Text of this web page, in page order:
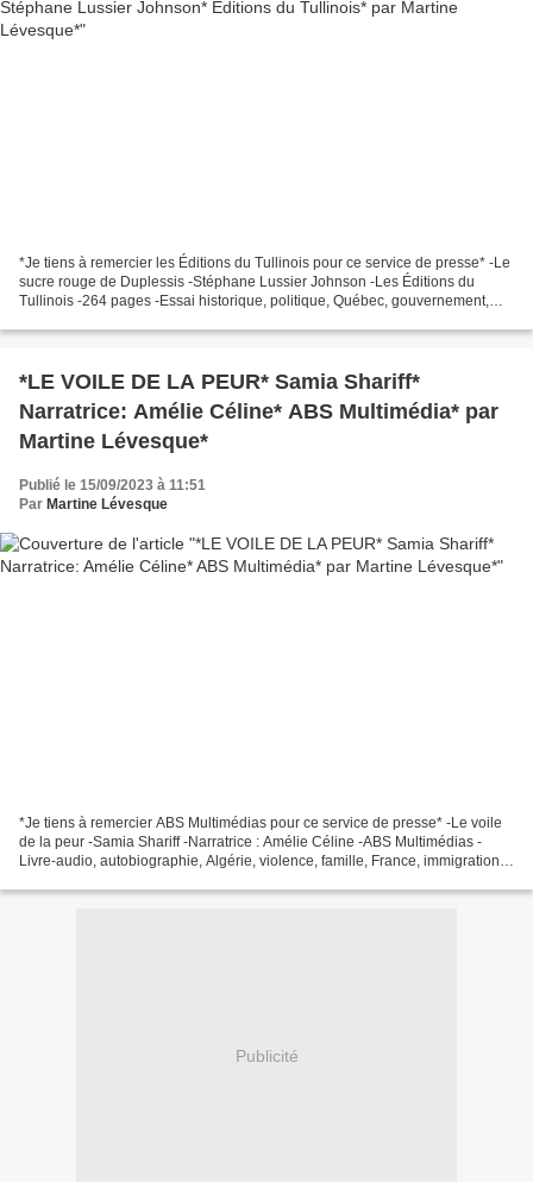
*Je tiens à remercier les Éditions du Tullinois pour ce service de presse* -Le
sucre rouge de Duplessis -Stéphane Lussier Johnson -Les Éditions du
Tullinois -264 pages -Essai historique, politique, Québec, gouvernement,
*LE VOILE DE LA PEUR* Samia Shariff*
Narratrice: Amélie Céline* ABS Multimédia* par
Martine Lévesque*
Publié le 15/09/2023 à 11:51
Par Martine Lévesque
*Je tiens à remercier ABS Multimédias pour ce service de presse* -Le voile
de la peur -Samia Shariff -Narratrice : Amélie Céline -ABS Multimédias -
Livre-audio, autobiographie, Algérie, violence, famille, France, immigration,
Publicité